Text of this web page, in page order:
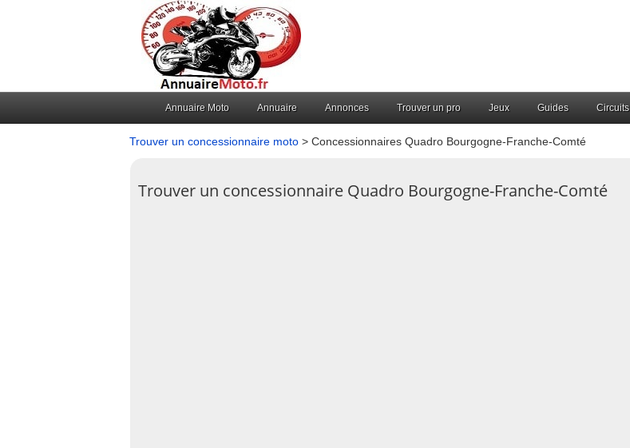
Annuaire Moto Annuaire Annonces Trouver un pro Jeux Guides Circuits
Trouver un concessionnaire moto > Concessionnaires Quadro Bourgogne-Franche-Comté
Trouver un concessionnaire Quadro Bourgogne-Franche-Comté